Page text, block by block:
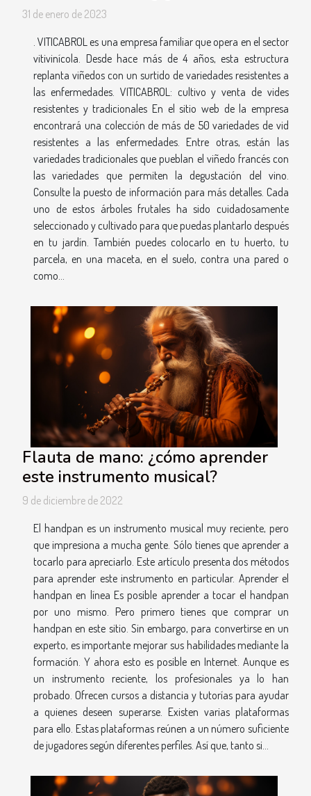
31 de enero de 2023
. VITICABROL es una empresa familiar que opera en el sector
vitivinícola. Desde hace más de 4 años, esta estructura
replanta viñedos con un surtido de variedades resistentes a
las enfermedades. VITICABROL: cultivo y venta de vides
resistentes y tradicionales En el sitio web de la empresa
encontrará una colección de más de 50 variedades de vid
resistentes a las enfermedades. Entre otras, están las
variedades tradicionales que pueblan el viñedo francés con
las variedades que permiten la degustación del vino.
Consulte la puesto de información para más detalles. Cada
uno de estos árboles frutales ha sido cuidadosamente
seleccionado y cultivado para que puedas plantarlo después
en tu jardín. También puedes colocarlo en tu huerto, tu
parcela, en una maceta, en el suelo, contra una pared o
como...
Flauta de mano: ¿cómo aprender
este instrumento musical?
9 de diciembre de 2022
El handpan es un instrumento musical muy reciente, pero
que impresiona a mucha gente. Sólo tienes que aprender a
tocarlo para apreciarlo. Este artículo presenta dos métodos
para aprender este instrumento en particular. Aprender el
handpan en línea Es posible aprender a tocar el handpan
por uno mismo. Pero primero tienes que comprar un
handpan en este sitio. Sin embargo, para convertirse en un
experto, es importante mejorar sus habilidades mediante la
formación. Y ahora esto es posible en Internet. Aunque es
un instrumento reciente, los profesionales ya lo han
probado. Ofrecen cursos a distancia y tutorías para ayudar
a quienes deseen superarse. Existen varias plataformas
para ello. Estas plataformas reúnen a un número suficiente
de jugadores según diferentes perfiles. Así que, tanto si...